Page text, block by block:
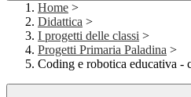
Home >
Didattica >
I progetti delle classi >
Progetti Primaria Paladina >
Coding e robotica educativa -